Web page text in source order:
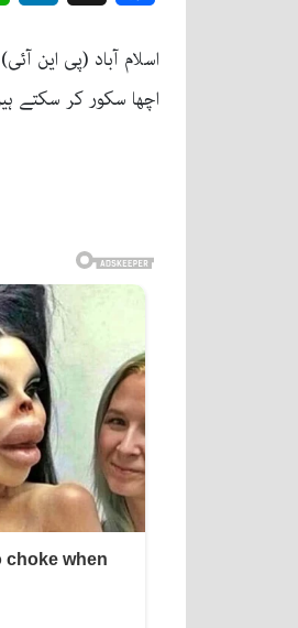
اسلام آباد (پی این
اچھا سکور کر سکتے